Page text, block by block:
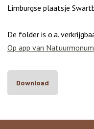
Limburgse plaatsje
De folder is o.a.
Op app van
Download